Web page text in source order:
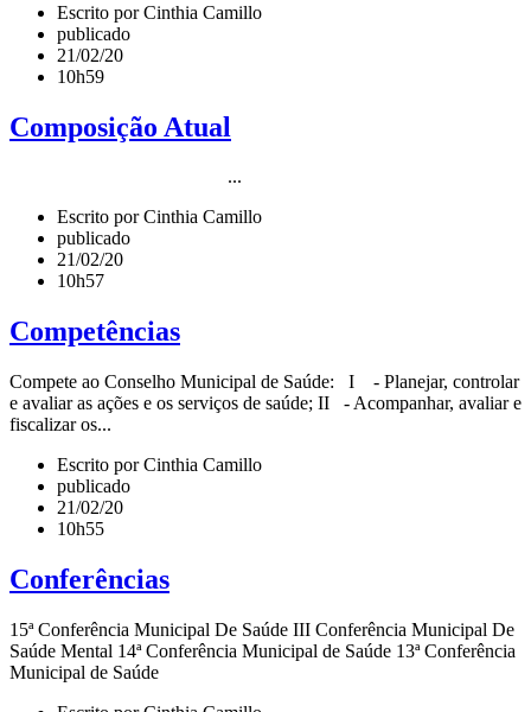
Escrito por Cinthia Camillo
publicado
21/02/20
10h59
Composição Atual
...
Escrito por Cinthia Camillo
publicado
21/02/20
10h57
Competências
Compete ao Conselho Municipal de Saúde: I - Planejar, controlar
e avaliar as ações e os serviços de saúde; II - Acompanhar, avaliar e
fiscalizar os...
Escrito por Cinthia Camillo
publicado
21/02/20
10h55
Conferências
15ª Conferência Municipal De Saúde III Conferência Municipal De
Saúde Mental 14ª Conferência Municipal de Saúde 13ª Conferência
Municipal de Saúde